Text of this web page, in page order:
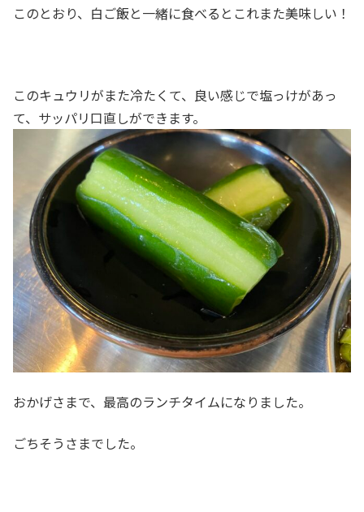
このとおり、白ご飯と一緒に食べるとこれまた美味しい！
このキュウリがまた冷たくて、良い感じで塩っけがあっ
て、サッパリ口直しができます。
おかげさまで、最高のランチタイムになりました。
ごちそうさまでした。